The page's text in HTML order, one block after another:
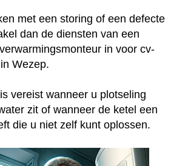
met een storing of een defecte
dan de diensten van een
in voor cv-
Wezep.
vereist wanneer u plotseling
zit of wanneer de ketel een
die u niet zelf kunt oplossen.